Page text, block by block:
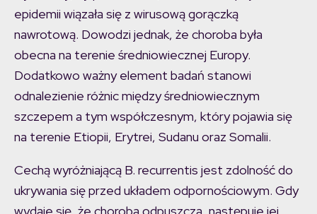
epidemii wiązała się z wirusową gorączką
nawrotową. Dowodzi jednak, że choroba była
obecna na terenie średniowiecznej Europy.
Dodatkowo ważny element badań stanowi
odnalezienie różnic między średniowiecznym
szczepem a tym współczesnym, który pojawia się
na terenie Etiopii, Erytrei, Sudanu oraz Somalii.
Cechą wyróżniającą B. recurrentis jest zdolność do
ukrywania się przed układem odpornościowym. Gdy